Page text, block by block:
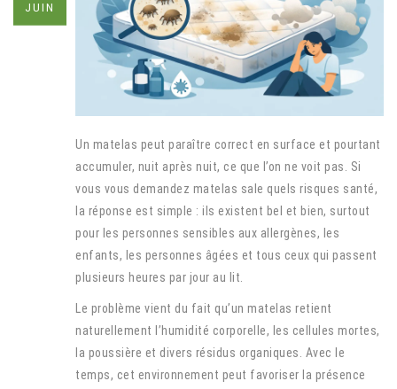
JUIN
Un matelas peut paraître correct en surface et pourtant
accumuler, nuit après nuit, ce que l’on ne voit pas. Si
vous vous demandez matelas sale quels risques santé,
la réponse est simple : ils existent bel et bien, surtout
pour les personnes sensibles aux allergènes, les
enfants, les personnes âgées et tous ceux qui passent
plusieurs heures par jour au lit.
Le problème vient du fait qu’un matelas retient
naturellement l’humidité corporelle, les cellules mortes,
la poussière et divers résidus organiques. Avec le
temps, cet environnement peut favoriser la présence